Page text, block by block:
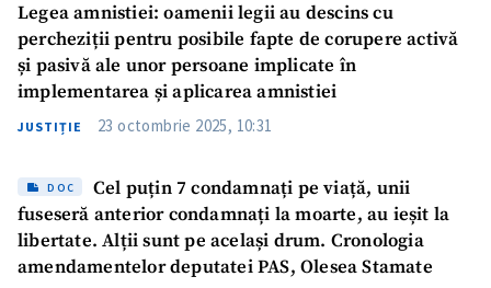
Legea amnistiei: oamenii legii au descins cu
percheziții pentru posibile fapte de corupere activă
și pasivă ale unor persoane implicate în
implementarea și aplicarea amnistiei
JUSTIȚIE 23 octombrie 2025, 10:31
DOC
Cel puțin 7 condamnați pe viață, unii
fuseseră anterior condamnați la moarte, au ieșit la
libertate. Alții sunt pe același drum. Cronologia
amendamentelor deputatei PAS, Olesea Stamate